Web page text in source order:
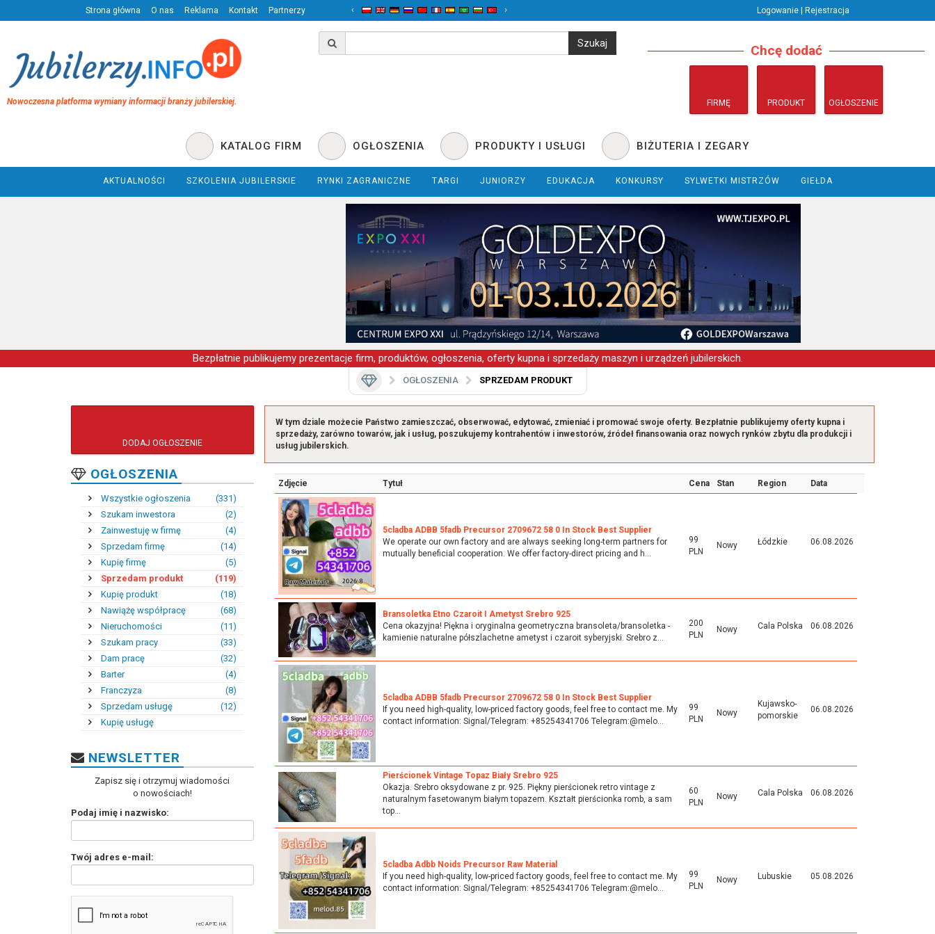
Strona główna O nas Reklama Kontakt Partnerzy ‹ › Logowanie | Rejestracja
Nowoczesna platforma wymiany informacji branży jubilerskiej.
Chcę dodać
FIRMĘ PRODUKT OGŁOSZENIE
KATALOG FIRM OGŁOSZENIA PRODUKTY I USŁUGI BIŻUTERIA I ZEGARY
AKTUALNOŚCI SZKOLENIA JUBILERSKIE RYNKI ZAGRANICZNE TARGI JUNIORZY EDUKACJA KONKURSY SYLWETKI MISTRZÓW GIEŁDA
Bezpłatnie publikujemy prezentacje firm, produktów, ogłoszenia, oferty kupna i sprzedaży maszyn i urządzeń jubilerskich.
OGŁOSZENIA SPRZEDAM PRODUKT
DODAJ OGŁOSZENIE
OGŁOSZENIA
Wszystkie ogłoszenia
(331)
Szukam inwestora
(2)
Zainwestuję w firmę
(4)
Sprzedam firmę
(14)
Kupię firmę
(5)
Sprzedam produkt
(119)
Kupię produkt
(18)
Nawiążę współpracę
(68)
Nieruchomości
(11)
Szukam pracy
(33)
Dam pracę
(32)
Barter
(4)
Franczyza
(8)
Sprzedam usługę
(12)
Kupię usługę
NEWSLETTER
Zapisz się i otrzymuj wiadomości
o nowościach!
Podaj imię i nazwisko:
Twój adres e-mail:
W tym dziale możecie Państwo zamieszczać, obserwować, edytować, zmieniać i promować swoje oferty. Bezpłatnie publikujemy oferty kupna i
sprzedaży, zarówno towarów, jak i usług, poszukujemy kontrahentów i inwestorów, źródeł finansowania oraz nowych rynków zbytu dla produkcji i
usług jubilerskich.
Zdjęcie Tytuł Cena Stan Region Data
5cladba ADBB 5fadb Precursor 2709672 58 0 In Stock Best Supplier
We operate our own factory and are always seeking long-term partners for
mutually beneficial cooperation. We offer factory-direct pricing and h...
99
PLN
Nowy Łódzkie 06.08.2026
Bransoletka Etno Czaroit I Ametyst Srebro 925
Cena okazyjna! Piękna i oryginalna geometryczna bransoleta/bransoletka -
kamienie naturalne półszlachetne ametyst i czaroit syberyjski. Srebro z...
200
PLN
Nowy Cala Polska 06.08.2026
5cladba ADBB 5fadb Precursor 2709672 58 0 In Stock Best Supplier
If you need high-quality, low-priced factory goods, feel free to contact me. My
contact information: Signal/Telegram: +85254341706 Telegram:@melo...
99
PLN
Nowy
Kujawsko-
pomorskie
06.08.2026
Pierścionek Vintage Topaz Biały Srebro 925
Okazja. Srebro oksydowane z pr. 925. Piękny pierścionek retro vintage z
naturalnym fasetowanym białym topazem. Kształt pierścionka romb, a sam
top...
60
PLN
Nowy Cala Polska 06.08.2026
5cladba Adbb Noids Precursor Raw Material
If you need high-quality, low-priced factory goods, feel free to contact me. My
contact information: Signal/Telegram: +85254341706 Telegram:@melo...
99
PLN
Nowy Lubuskie 05.08.2026